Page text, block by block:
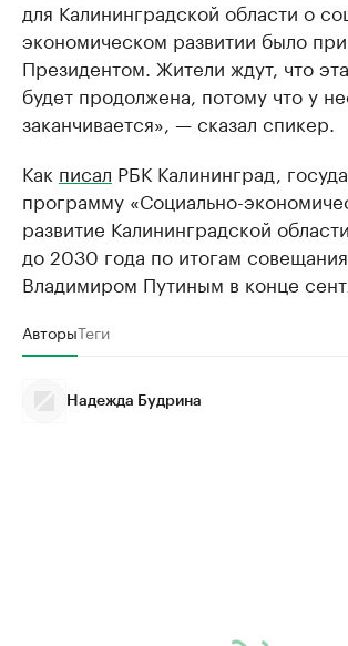
для Калининградской области о
экономическом развитии было
Президентом. Жители ждут, что
будет продолжена, потому что у
заканчивается», — сказал спикер.
Как писал РБК Калининград,
программу «Социально-
развитие Калининградской
до 2030 года по итогам
Владимиром Путиным в конце
АвторыТеги
Надежда Будрина